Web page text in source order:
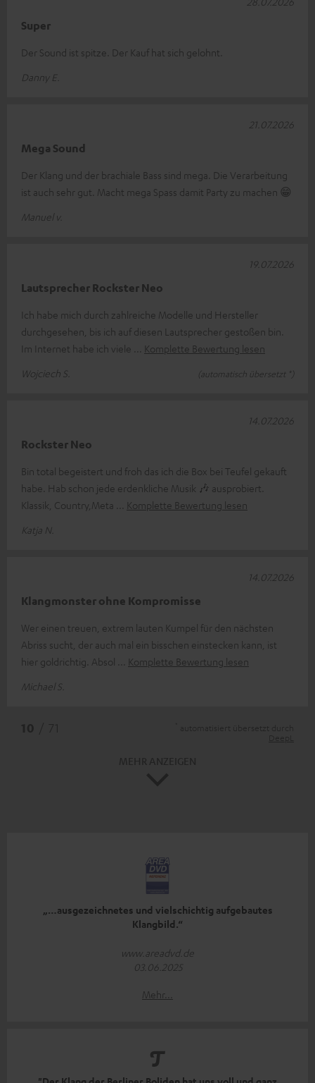
Super
Der Sound ist spitze. Der Kauf hat sich gelohnt.
Danny E.
Mega Sound
Der Klang und der brachiale Bass sind mega. Die Verarbeitung
ist auch sehr gut. Macht mega Spass damit Party zu machen 😁
Manuel v.
21.07.2026
Lautsprecher Rockster Neo
Ich habe mich durch zahlreiche Modelle und Hersteller
durchgesehen, bis ich auf diesen Lautsprecher gestoßen bin.
Im Internet habe ich viele
Komplette Bewertung lesen
Wojciech S.
(automatisch übersetzt *)
19.07.2026
Rockster Neo
Bin total begeistert und froh das ich die Box bei Teufel gekauft
habe. Hab schon jede erdenkliche Musik 🎶 ausprobiert.
Klassik, Country,Meta
Komplette Bewertung lesen
Katja N.
14.07.2026
Klangmonster ohne Kompromisse
Wer einen treuen, extrem lauten Kumpel für den nächsten
Abriss sucht, der auch mal ein bisschen einstecken kann, ist
hier goldrichtig. Absol
Komplette Bewertung lesen
Michael S.
14.07.2026
„…ausgezeichnetes und vielschichtig aufgebautes
Klangbild.“
www.areadvd.de
03.06.2025
Mehr...